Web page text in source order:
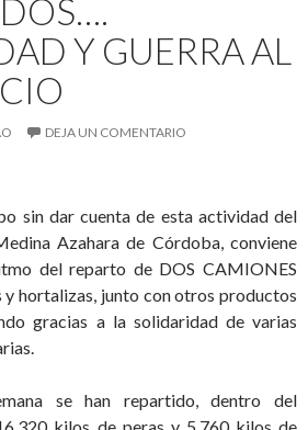
Y GUERRA AL
DEJA UN COMENTARIO
sin dar cuenta de esta actividad del
Azahara de Córdoba, conviene
del reparto de DOS CAMIONES
y hortalizas, junto con otros productos
gracias a la solidaridad de varias
se han repartido, dentro del